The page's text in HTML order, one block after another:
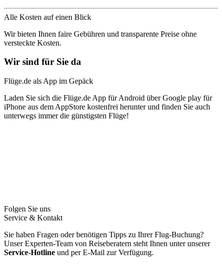
Alle Kosten auf einen Blick
Wir bieten Ihnen faire Gebühren und transparente Preise ohne
versteckte Kosten.
Wir sind für Sie da
Flüge.de als App im Gepäck
Laden Sie sich die Flüge.de App für Android über Google play für
iPhone aus dem AppStore kostenfrei herunter und finden Sie auch
unterwegs immer die günstigsten Flüge!
Folgen Sie uns
Service & Kontakt
Sie haben Fragen oder benötigen Tipps zu Ihrer Flug-Buchung?
Unser Experten-Team von Reiseberatern steht Ihnen unter unserer
Service-Hotline und per E-Mail zur Verfügung.